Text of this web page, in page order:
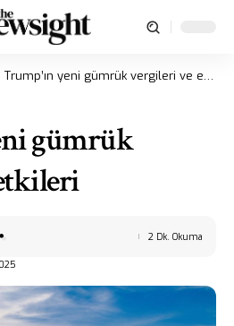
Trump’ın yeni gümrük vergileri ve etkileri
gümrük
2 Dk. Okuma